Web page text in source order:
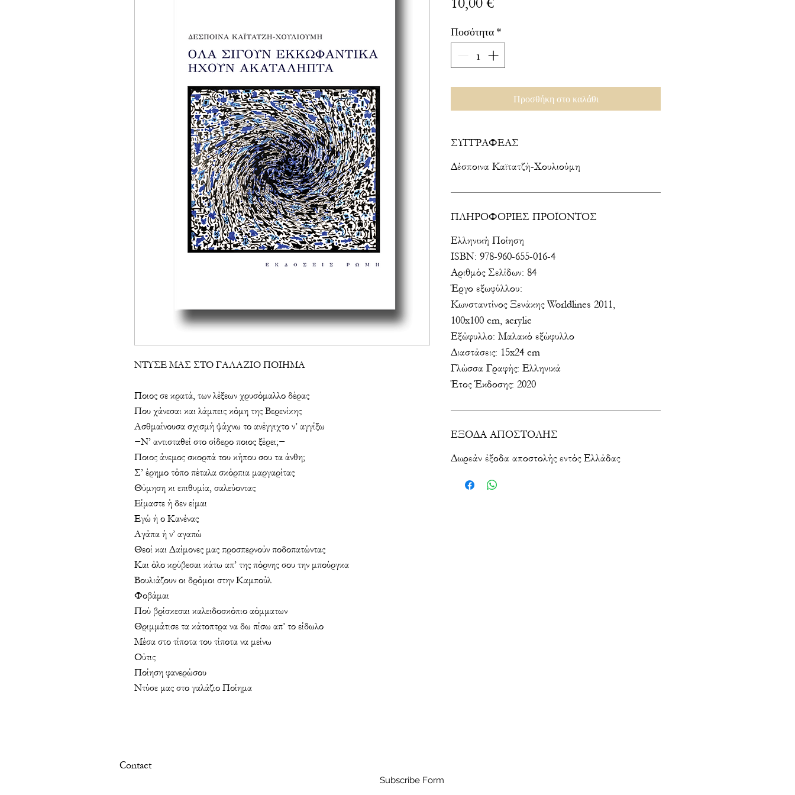
ΝΤΥΣΕ ΜΑΣ ΣΤΟ ΓΑΛΑΖΙΟ ΠΟΙΗΜΑ
Ποιος σε κρατά, των λέξεων χρυσόμαλλο δέρας
Που χάνεσαι και λάμπεις κόμη της Βερενίκης
Ασθμαίνουσα σχισμή ψάχνω το ανέγγιχτο ν’ αγγίξω
−Ν’ αντισταθεί στο σίδερο ποιος ξέρει;−
Ποιος άνεμος σκορπά του κήπου σου τα άνθη;
Σ’ έρημο τόπο πέταλα σκόρπια μαργαρίτας
Θύμηση κι επιθυμία, σαλεύοντας
Είμαστε ή δεν είμαι
Εγώ ή ο Κανένας
Αγάπα ή ν’ αγαπώ
Θεοί και Δαίμονες μας προσπερνούν ποδοπατώντας
Και όλο κρύβεσαι κάτω απ’ της πόρνης σου την μπούργκα
Βουλιάζουν οι δρόμοι στην Καμπούλ
Φοβάμαι
Πού βρίσκεσαι καλειδοσκόπιο αόμματων
Θριμμάτισε τα κάτοπτρα να δω πίσω απ’ το είδωλο
Μέσα στο τίποτα του τίποτα να μείνω
Ούτις
Ποίηση φανερώσου
Ντύσε μας στο γαλάζιο Ποίημα
Ποσότητα *
Προσθήκη στο καλάθι
ΣΥΓΓΡΑΦΕΑΣ
Δέσποινα Καϊτατζή-Χουλιούμη
ΠΛΗΡΟΦΟΡΙΕΣ ΠΡΟΪΟΝΤΟΣ
Ελληνική Ποίηση
ISBN: 978-960-655-016-4
Αριθμός Σελίδων: 84
Έργο εξωφύλλου:
Κωνσταντίνος Ξενάκης Worldlines 2011,
100x100 cm, acrylic
Εξώφυλλο: Μαλακό εξώφυλλο
Διαστάσεις: 15x24 cm
Γλώσσα Γραφής: Ελληνικά
Έτος Έκδοσης: 2020
ΕΞΟΔΑ ΑΠΟΣΤΟΛΗΣ
Δωρεάν έξοδα αποστολής εντός Ελλάδας
Contact
Subscribe Form